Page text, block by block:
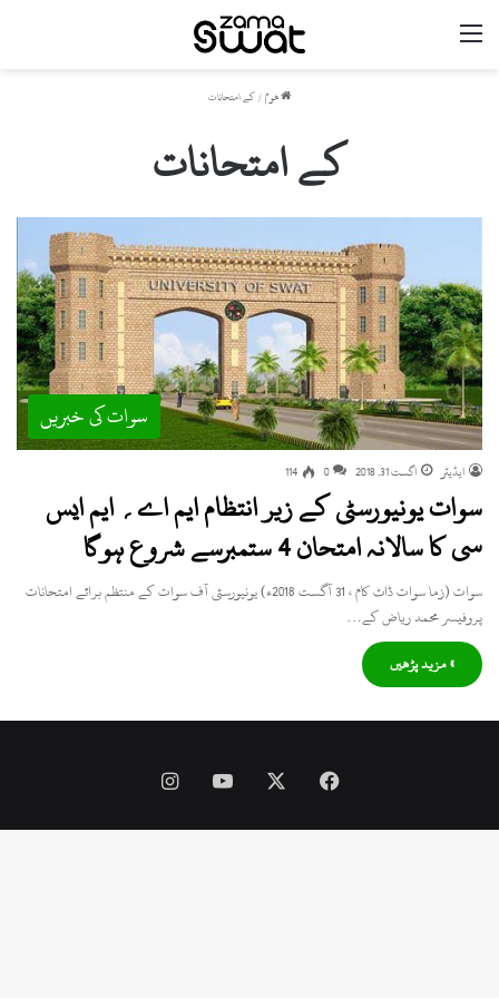
ھوم/کے امتحانات
کے امتحانات
سوات کی خبریں
ایڈیٹر اگست 31, 2018 0
114
سوات یونیورسٹی کے زیر انتظام ایم اے؍ ایم ایس
سی کا سالانہ امتحان 4 ستمبرسے شروع ہوگا
سوات (زما سوات ڈاٹ کام ، 31 آگست 2018ء) یونیورسٹی آف سوات کے منتظم برائے امتحانات
پروفیسر محمد ریاض کے…
» مزید پڑھیں
Facebook
YouTube